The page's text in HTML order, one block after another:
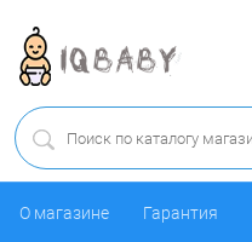
О магазине Гарантия